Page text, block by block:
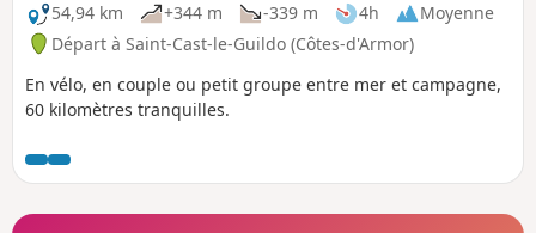
54,94 km
+344 m -339 m 4h
Moyenne
Départ à Saint-Cast-le-Guildo (Côtes-d'Armor)
En vélo, en couple ou petit groupe entre mer et campagne,
60 kilomètres tranquilles.